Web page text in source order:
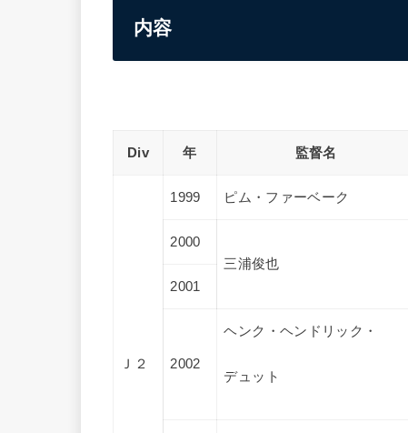
内容
Div 年 監督名
Ｊ２
1999 ピム・ファーベーク
2000
三浦俊也
2001
2002
ヘンク・ヘンドリック・
デュット